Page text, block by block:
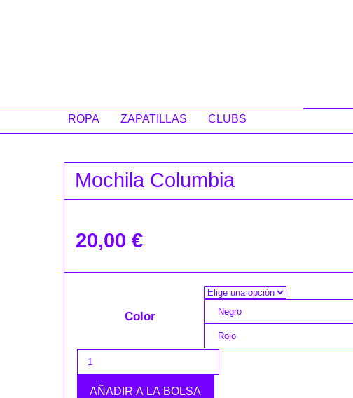
ROPA ZAPATILLAS CLUBS
Mochila Columbia
20,00€
Color Negro
Rojo
AÑADIR A LA BOLSA